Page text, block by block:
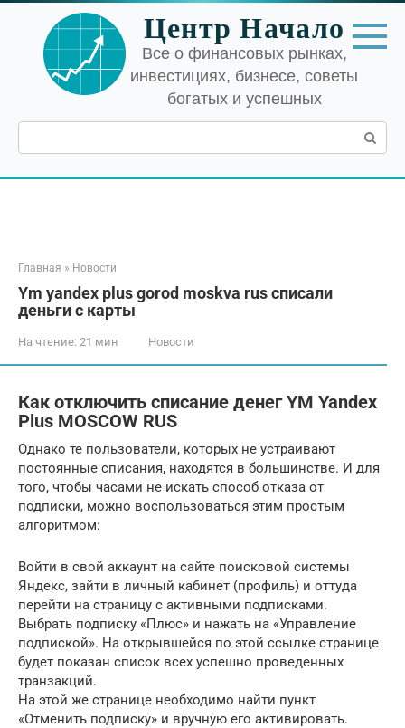
Перейти
контенту
Центр Начало
Все о финансовых рынках,
инвестициях, бизнесе, советы
богатых и успешных
Поиск:
Главная » Новости
Ym yandex plus gorod moskva rus списали
деньги с карты
На чтение: 21 мин Новости
Как отключить списание денег YM Yandex
Plus MOSCOW RUS
Однако те пользователи, которых не устраивают
постоянные списания, находятся в большинстве. И для
того, чтобы часами не искать способ отказа от
подписки, можно воспользоваться этим простым
алгоритмом:
Войти в свой аккаунт на сайте поисковой системы
Яндекс, зайти в личный кабинет (профиль) и оттуда
перейти на страницу с активными подписками.
Выбрать подписку «Плюс» и нажать на «Управление
подпиской». На открывшейся по этой ссылке странице
будет показан список всех успешно проведенных
транзакций.
На этой же странице необходимо найти пункт
«Отменить подписку» и вручную его активировать.